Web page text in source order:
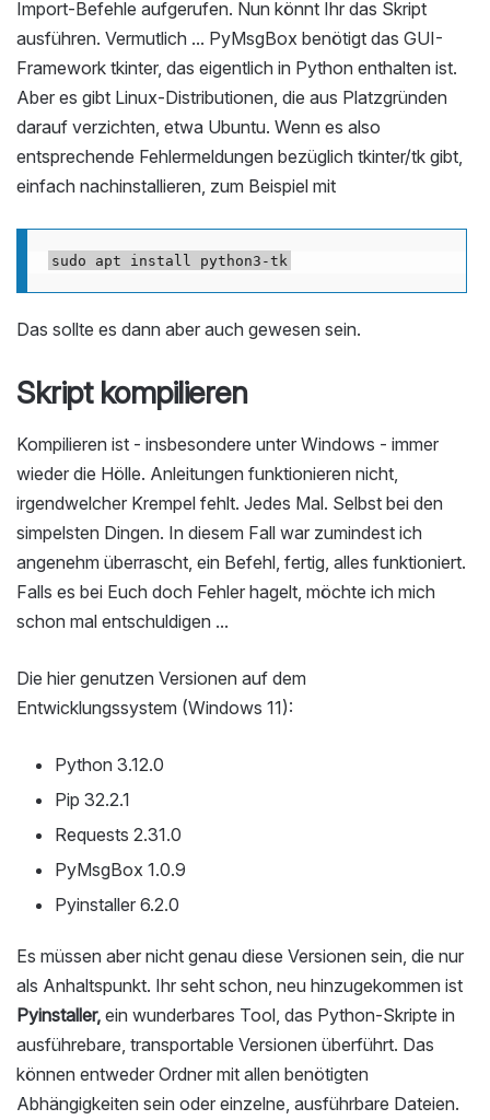
Import-Befehle aufgerufen. Nun könnt Ihr das Skript
ausführen. Vermutlich ... PyMsgBox benötigt das GUI-
Framework tkinter, das eigentlich in Python enthalten ist.
Aber es gibt Linux-Distributionen, die aus Platzgründen
darauf verzichten, etwa Ubuntu. Wenn es also
entsprechende Fehlermeldungen bezüglich tkinter/tk gibt,
einfach nachinstallieren, zum Beispiel mit
Das sollte es dann aber auch gewesen sein.
Skript kompilieren
Kompilieren ist - insbesondere unter Windows - immer
wieder die Hölle. Anleitungen funktionieren nicht,
irgendwelcher Krempel fehlt. Jedes Mal. Selbst bei den
simpelsten Dingen. In diesem Fall war zumindest ich
angenehm überrascht, ein Befehl, fertig, alles funktioniert.
Falls es bei Euch doch Fehler hagelt, möchte ich mich
schon mal entschuldigen ...
Die hier genutzen Versionen auf dem
Entwicklungssystem (Windows 11):
Python 3.12.0
Pip 32.2.1
Requests 2.31.0
PyMsgBox 1.0.9
Pyinstaller 6.2.0
Es müssen aber nicht genau diese Versionen sein, die nur
als Anhaltspunkt. Ihr seht schon, neu hinzugekommen ist
Pyinstaller, ein wunderbares Tool, das Python-Skripte in
ausführebare, transportable Versionen überführt. Das
können entweder Ordner mit allen benötigten
Abhängigkeiten sein oder einzelne, ausführbare Dateien.